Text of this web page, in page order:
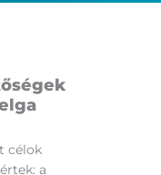
célok
a